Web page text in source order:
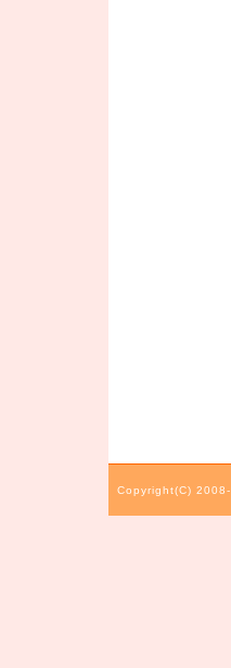
Copyright(C)